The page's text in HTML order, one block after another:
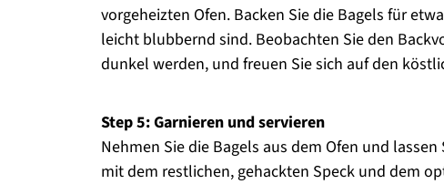
vorgeheizten Ofen. Backen Sie die Bagels für
leicht blubbernd sind. Beobachten Sie den
dunkel werden, und freuen Sie sich auf den
Step 5: Garnieren und servieren
Nehmen Sie die Bagels aus dem Ofen und
mit dem restlichen, gehackten Speck und dem